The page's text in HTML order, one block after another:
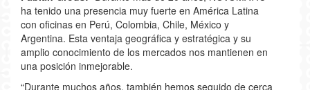
ha tenido una presencia muy fuerte en América Latina
con oficinas en Perú, Colombia, Chile, México y
Argentina. Esta ventaja geográfica y estratégica y su
amplio conocimiento de los mercados nos mantienen en
una posición inmejorable.
“Durante muchos años, también hemos seguido de cerca